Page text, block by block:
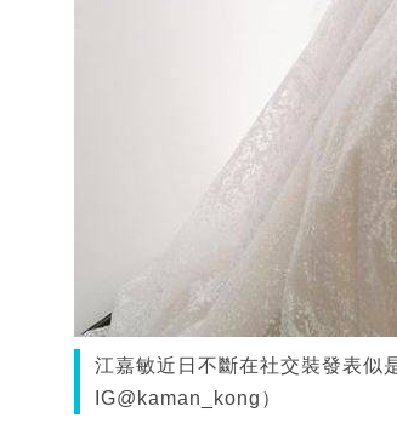
江嘉敏近日不斷在社交裝發表似
IG@kaman_kong）